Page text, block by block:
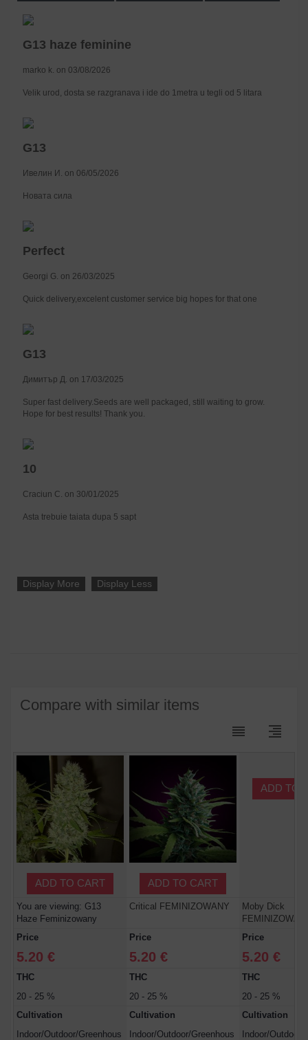
G13 haze feminine
marko k. on 03/08/2026
Velik urod, dosta se razgranava i ide do 1metra u tegli od 5 litara
G13
Ивелин И. on 06/05/2026
Новата сила
Perfect
Georgi G. on 26/03/2025
Quick delivery,excelent customer service big hopes for that one
G13
Димитър Д. on 17/03/2025
Super fast delivery.Seeds are well packaged, still waiting to grow.
Hope for best results! Thank you.
10
Craciun C. on 30/01/2025
Asta trebuie taiata dupa 5 sapt
Display More Display Less
Compare with similar items
reorder format_align_right
ADD TO CART ADD TO CART
ADD TO
You are viewing: G13
Haze Feminizowany
Critical FEMINIZOWANY
Moby Dick
Price
5.20 €
Price
5.20 €
Price
5.20 €
THC
20 - 25 %
THC
20 - 25 %
THC
20 - 25 %
Cultivation
Indoor/Outdoor/Greenhous
Cultivation
Indoor/Outdoor/Greenhous
Cultivation
Indoor/Outdoor/